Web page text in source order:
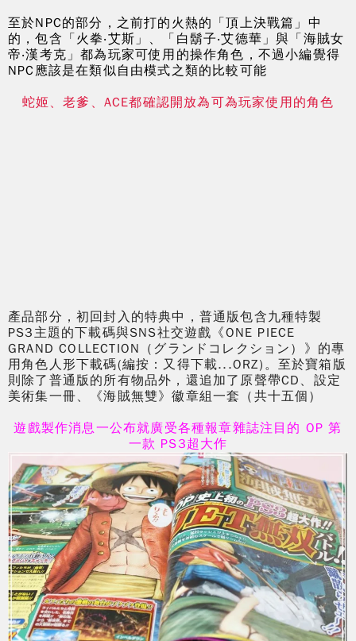
至於NPC的部分，之前打的火熱的「頂上決戰篇」中
的，包含「火拳‧艾斯」、「白鬍子‧艾德華」與「海賊女
帝‧漢考克」都為玩家可使用的操作角色，不過小編覺得
NPC應該是在類似自由模式之類的比較可能
蛇姬、老爹、ACE都確認開放為可為玩家使用的角色
產品部分，初回封入的特典中，普通版包含九種特製
PS3主題的下載碼與SNS社交遊戲《ONE PIECE
GRAND COLLECTION（グランドコレクション）》的專
用角色人形下載碼(編按：又得下載...ORZ)。至於寶箱版
則除了普通版的所有物品外，還追加了原聲帶CD、設定
美術集一冊、《海賊無雙》徽章組一套（共十五個）
遊戲製作消息一公布就廣受各種報章雜誌注目的 OP 第
一款 PS3超大作